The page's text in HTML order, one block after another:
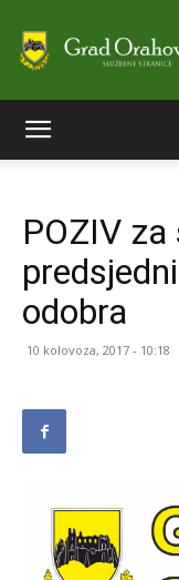
POZIV
odobra
10 kolovoza, 2017 - 10:18